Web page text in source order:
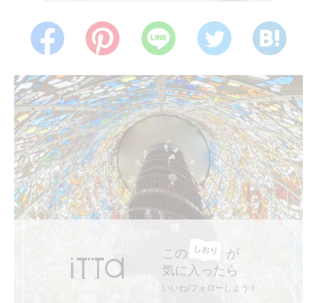
この
が
気に入ったら
いいね/フォローしよう！